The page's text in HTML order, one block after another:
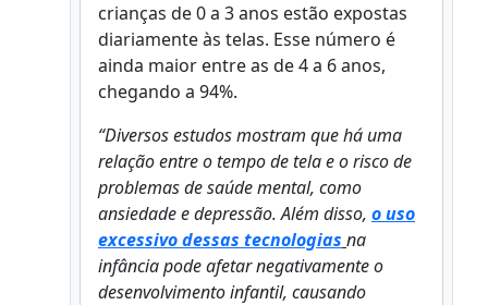
crianças de 0 a 3 anos estão expostas
diariamente às telas. Esse número é
ainda maior entre as de 4 a 6 anos,
chegando a 94%.
“Diversos estudos mostram que há uma
relação entre o tempo de tela e o risco de
problemas de saúde mental, como
ansiedade e depressão. Além disso, o uso
excessivo dessas tecnologias na
infância pode afetar negativamente o
desenvolvimento infantil, causando